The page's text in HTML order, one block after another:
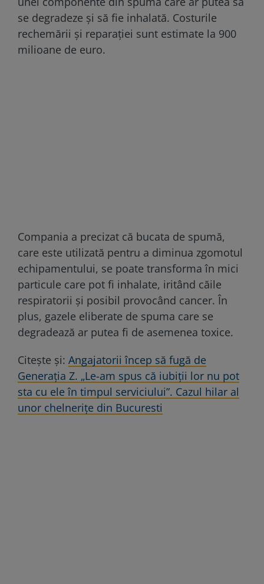
se degradeze și să fie inhalată. Costurile
rechemării și reparației sunt estimate la 900
milioane de euro.
Compania a precizat că bucata de spumă,
care este utilizată pentru a diminua zgomotul
echipamentului, se poate transforma în mici
particule care pot fi inhalate, iritând căile
respiratorii şi posibil provocând cancer. În
plus, gazele eliberate de spuma care se
degradează ar putea fi de asemenea toxice.
Citește și: Angajatorii încep să fugă de
Generația Z. „Le-am spus că iubiții lor nu pot
sta cu ele în timpul serviciului”. Cazul hilar al
unor chelnerițe din Bucuresti